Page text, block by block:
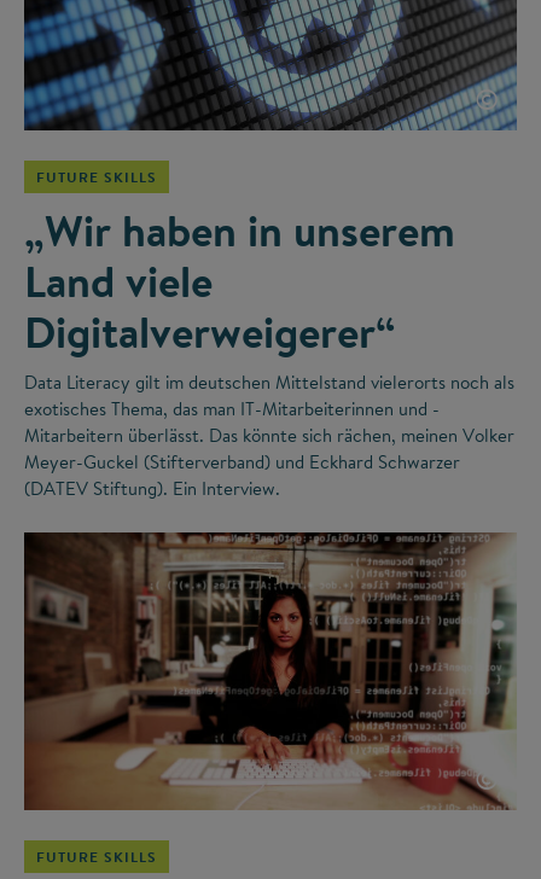
©
FUTURE SKILLS
„Wir haben in unserem
Land viele
Digitalverweigerer“
Data Literacy gilt im deutschen Mittelstand vielerorts noch als
exotisches Thema, das man IT-Mitarbeiterinnen und -
Mitarbeitern überlässt. Das könnte sich rächen, meinen Volker
Meyer-Guckel (Stifterverband) und Eckhard Schwarzer
(DATEV Stiftung). Ein Interview.
©
FUTURE SKILLS